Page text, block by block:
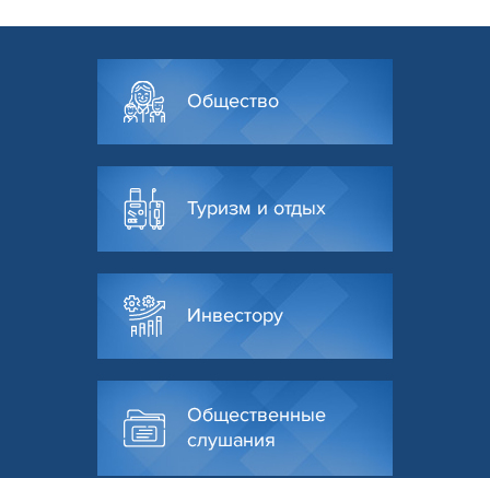
Общество
Туризм и отдых
Инвестору
Общественные
слушания